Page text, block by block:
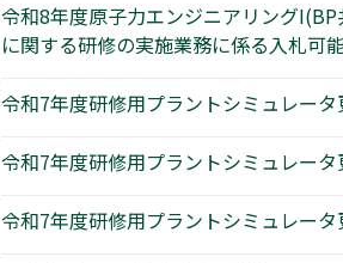
令和8年度原子力エンジニアリング
に関する研修の実施業務に係る入札可
令和7年度研修用プラントシミュレー
令和7年度研修用プラントシミュレー
令和7年度研修用プラントシミュレー